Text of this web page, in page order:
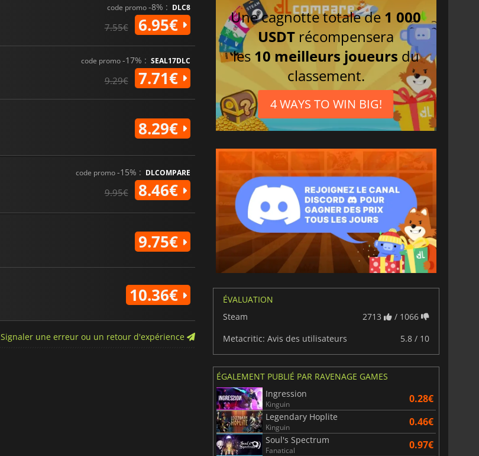
code promo-8% : DLC8
7.55€ 6.95€
code promo-17% : SEAL17DLC
9.29€ 7.71€
8.29€
code promo-15% : DLCOMPARE
9.95€ 8.46€
9.75€
10.36€
Signaler une erreur ou un retour d'expérience
Une cagnotte totale de 1 000
USDT récompensera
les 10 meilleurs joueurs du
classement.
4 WAYS TO WIN BIG!
ÉVALUATION
Steam
2713
/ 1066
Metacritic: Avis des utilisateurs
5.8 / 10
ÉGALEMENT PUBLIÉ PAR RAVENAGE GAMES
Ingression
Kinguin 0.28€
Legendary Hoplite
Kinguin 0.46€
Soul's Spectrum
Fanatical 0.97€